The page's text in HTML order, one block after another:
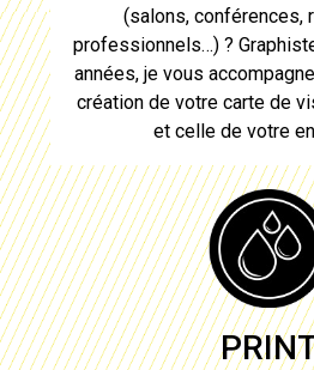
(salons, conférences,
professionnels…) ?
années, je vous
création de votre carte de
et celle de votre